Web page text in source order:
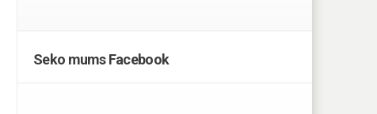
Seko mums Facebook